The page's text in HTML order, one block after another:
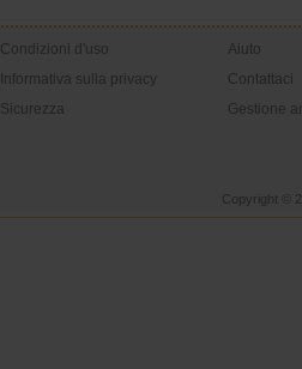
Condizioni d'uso
Informativa sulla privacy
Sicurezza
Aiuto
Contattaci
Gestione
Copyright ©